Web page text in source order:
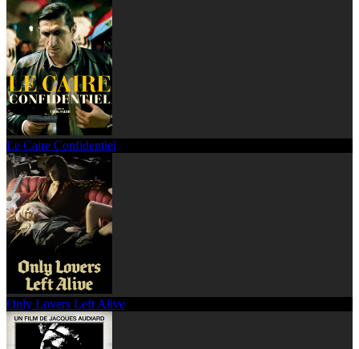
Le Caire Confidentiel
Only Lovers Left Alive